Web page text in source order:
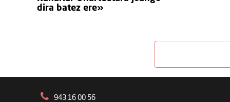
dira batez ere»
943 16 00 56